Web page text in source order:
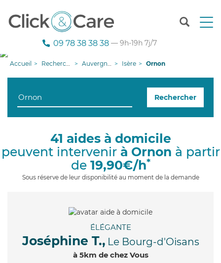
T
n
g
i
09 78 38 38 38 — 9h-19h 7j/7
Accueil Recherche aide à domicile Auvergne-Rhône-Alpes Isère Ornon
Rechercher
41 aides à domicile
peuvent intervenir à Ornon à partir
de 19,90€/h*
Sous réserve de leur disponibilité au moment de la demande
ÉLÉGANTE
Joséphine T., Le Bourg-d'Oisans
à 5km de chez Vous